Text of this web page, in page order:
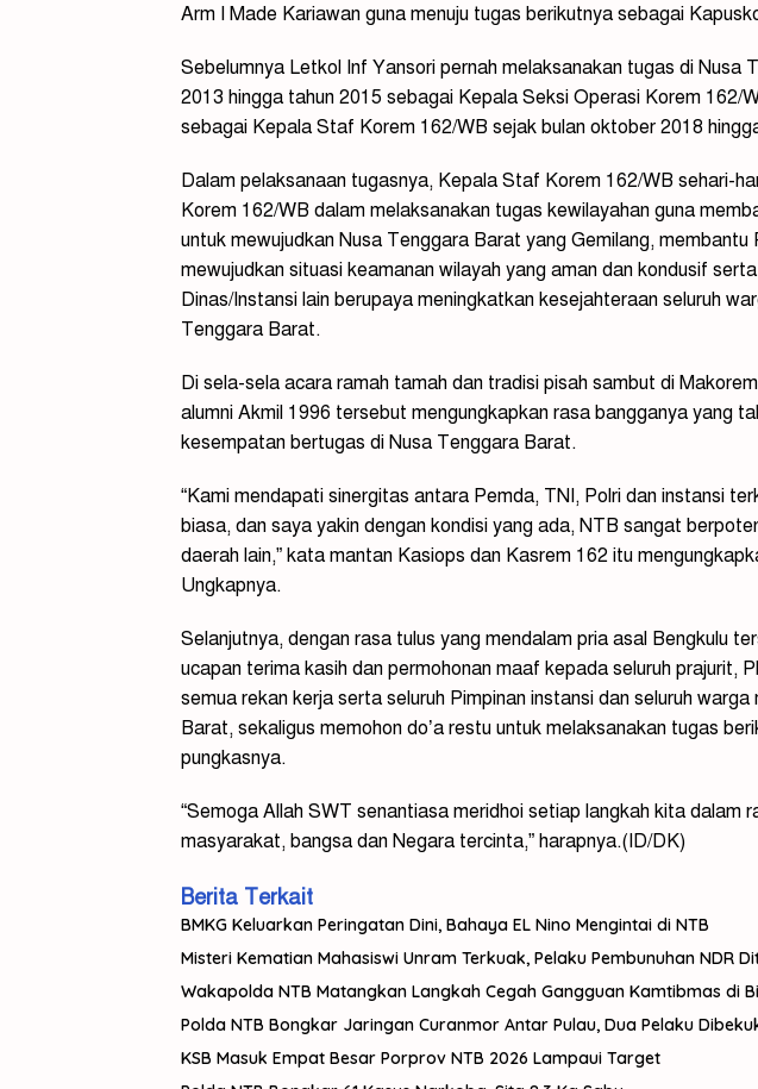
Arm I Made Kariawan guna menuju tugas berikutnya sebagai
Sebelumnya Letkol Inf Yansori pernah melaksanakan tugas di Nusa
2013 hingga tahun 2015 sebagai Kepala Seksi Operasi Korem 162/
sebagai Kepala Staf Korem 162/WB sejak bulan oktober 2018
Dalam pelaksanaan tugasnya, Kepala Staf Korem 162/WB sehari-
Korem 162/WB dalam melaksanakan tugas kewilayahan guna
untuk mewujudkan Nusa Tenggara Barat yang Gemilang, membantu
mewujudkan situasi keamanan wilayah yang aman dan kondusif
Dinas/Instansi lain berupaya meningkatkan kesejahteraan seluruh
Tenggara Barat.
Di sela-sela acara ramah tamah dan tradisi pisah sambut di
alumni Akmil 1996 tersebut mengungkapkan rasa bangganya yang
kesempatan bertugas di Nusa Tenggara Barat.
“Kami mendapati sinergitas antara Pemda, TNI, Polri dan instansi
biasa, dan saya yakin dengan kondisi yang ada, NTB sangat
daerah lain,” kata mantan Kasiops dan Kasrem 162 itu
Ungkapnya.
Selanjutnya, dengan rasa tulus yang mendalam pria asal Bengkulu
ucapan terima kasih dan permohonan maaf kepada seluruh prajurit,
semua rekan kerja serta seluruh Pimpinan instansi dan seluruh
Barat, sekaligus memohon do’a restu untuk melaksanakan tugas
pungkasnya.
“Semoga Allah SWT senantiasa meridhoi setiap langkah kita dalam
masyarakat, bangsa dan Negara tercinta,” harapnya.(ID/DK)
Berita Terkait
BMKG Keluarkan Peringatan Dini, Bahaya EL Nino Mengintai di NTB
Misteri Kematian Mahasiswi Unram Terkuak, Pelaku Pembunuhan NDR
Wakapolda NTB Matangkan Langkah Cegah Gangguan Kamtibmas di
Polda NTB Bongkar Jaringan Curanmor Antar Pulau, Dua Pelaku
KSB Masuk Empat Besar Porprov NTB 2026 Lampaui Target